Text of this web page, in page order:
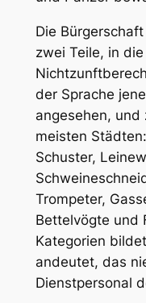
Die
zwei Teile, in
der Sprache
angesehen,
meisten
Schuster,
Trompeter,
Bettelvögte und
Kategorien
andeutet, das
Dienstpersonal